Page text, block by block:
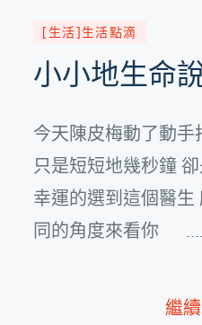
[生活]生活點滴
小小地生命
今天陳皮梅動了動手
只是短短地幾秒鐘
幸運的選到這個醫
同的角度來看你 ....
繼